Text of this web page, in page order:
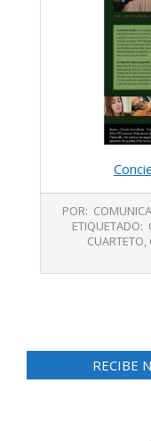
POR:
ETIQUETADO:
CUARTETO
RECIBE